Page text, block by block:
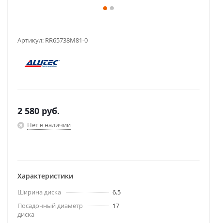
Артикул: RR65738M81-0
2 580 руб.
Нет в наличии
Характеристики
Ширина диска
6.5
Посадочный диаметр
диска
17